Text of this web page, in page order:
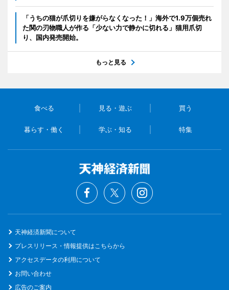
「うちの猫が爪切りを嫌がらなくなった！」海外で1.9万個売れ
た関の刃物職人が作る「少ない力で静かに切れる」猫用爪切
り、国内発売開始。
もっと見る
食べる 見る・遊ぶ 買う
暮らす・働く 学ぶ・知る 特集
天神経済新聞について
プレスリリース・情報提供はこちらから
アクセスデータの利用について
お問い合わせ
広告のご案内